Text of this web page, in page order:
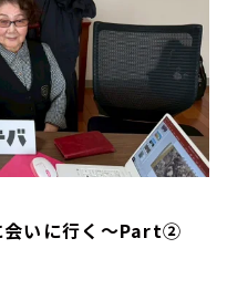
会いに行く～Part②